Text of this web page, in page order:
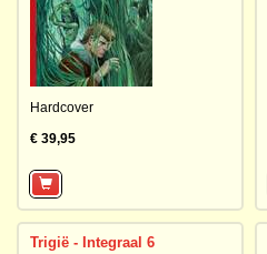
Hardcover
€ 39,95
Trigië - Integraal 6